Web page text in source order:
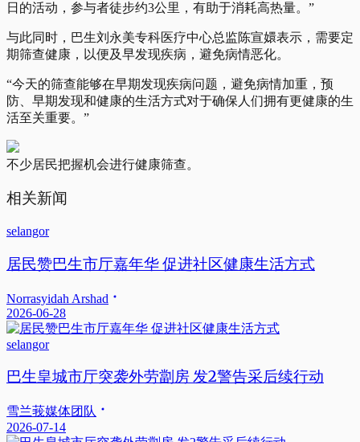
日的活动，参与者徒步约3公里，有助于消耗高热量。”
与此同时，巴生刘永美专科医疗中心总监陈宣嬛表示，需要定
期筛查健康，以便及早发现疾病，避免病情恶化。
“今天的筛查能够在早期发现疾病问题，避免病情加重，预
防、早期发现和健康的生活方式对于确保人们拥有更健康的生
活至关重要。”
不少居民把握机会进行健康筛查。
相关新闻
selangor
居民赞巴生市厅嘉年华 促进社区健康生活方式
Norrasyidah Arshad
2026-06-28
selangor
巴生皇城市厅突袭外劳劏房 发2警告采后续行动
雪兰莪媒体团队
2026-07-14